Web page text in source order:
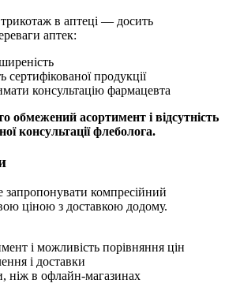
в аптеці — досить
аптек:
сертифікованої продукції
консультацію фармацевта
обмежений асортимент і відсутність
консультації флеболога.
запропонувати компресійний
ціною з доставкою додому.
і можливість порівняння цін
і доставки
ніж в офлайн-магазинах